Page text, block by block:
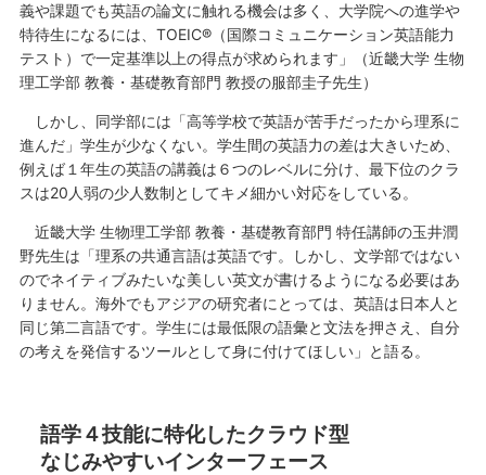
義や課題でも英語の論文に触れる機会は多く、大学院への進学や
特待生になるには、TOEIC®（国際コミュニケーション英語能力
テスト）で一定基準以上の得点が求められます」（近畿大学 生物
理工学部 教養・基礎教育部門 教授の服部圭子先生）
しかし、同学部には「高等学校で英語が苦手だったから理系に
進んだ」学生が少なくない。学生間の英語力の差は大きいため、
例えば１年生の英語の講義は６つのレベルに分け、最下位のクラ
スは20人弱の少人数制としてキメ細かい対応をしている。
近畿大学 生物理工学部 教養・基礎教育部門 特任講師の玉井潤
野先生は「理系の共通言語は英語です。しかし、文学部ではない
のでネイティブみたいな美しい英文が書けるようになる必要はあ
りません。海外でもアジアの研究者にとっては、英語は日本人と
同じ第二言語です。学生には最低限の語彙と文法を押さえ、自分
の考えを発信するツールとして身に付けてほしい」と語る。
語学４技能に特化したクラウド型
なじみやすいインターフェース